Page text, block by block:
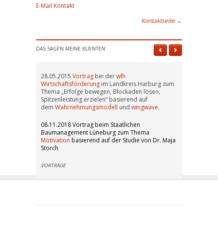
E-Mail Kontakt
Kontaktseite →
DAS SAGEN MEINE KLIENTEN
28.05.2015 Vortrag bei derwlh
Wirtschaftsförderung im Landkreis Harburg zum
Thema „Erfolge bewegen, Blockaden lösen,
Spitzenleistung erzielen“ basierend auf
dem Wahrnehmungsmodell und wingwave.
08.11.2018 Vortrag beim Staatlichen
Baumanagement Lüneburg zum Thema
Motivation basierend auf der Studie von Dr. Maja
Storch
VORTRÄGE